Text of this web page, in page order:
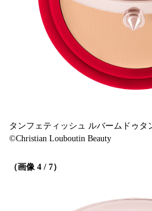
タンフェティッシュ ルバームドゥタ
©Christian Louboutin Beauty
（画像 4 / 7）